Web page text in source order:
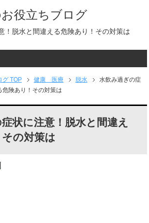
役立ちブログ
！脱水と間違える危険あり！その対策は
グ TOP 健康 医療 脱水
水飲み過ぎの症
険あり！その対策は
状に注意！脱水と間違え
の対策は